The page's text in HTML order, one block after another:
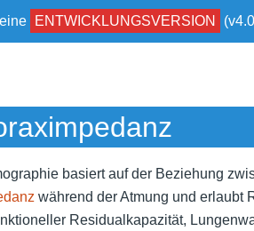
ENTWICKLUNGSVERSION
basiert auf der Beziehung
während der Atmung und erlaubt
Residualkapazität,